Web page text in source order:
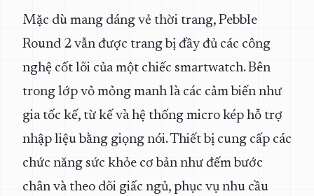
Mặc dù mang dáng vẻ thời trang, Pebble
Round 2 vẫn được trang bị đầy đủ các công
nghệ cốt lõi của một chiếc smartwatch. Bên
trong lớp vỏ mỏng manh là các cảm biến như
gia tốc kế, từ kế và hệ thống micro kép hỗ trợ
nhập liệu bằng giọng nói. Thiết bị cung cấp các
chức năng sức khỏe cơ bản như đếm bước
chân và theo dõi giấc ngủ, phục vụ nhu cầu